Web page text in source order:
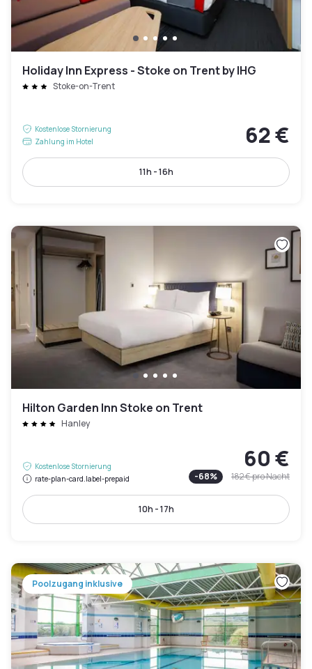
Holiday Inn Express - Stoke on Trent by IHG
Stoke-on-Trent
Kostenlose Stornierung
Zahlung im Hotel
62 €
11h - 16h
Hilton Garden Inn Stoke on Trent
Hanley
Kostenlose Stornierung
rate-plan-card.label-prepaid
60 €
-68% 182 €pro Nacht
10h - 17h
Poolzugang inklusive